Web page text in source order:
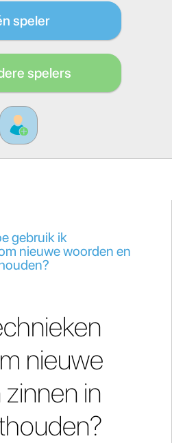
speler
spelers
gebruik ik
nieuwe woorden en
nieuwe
in